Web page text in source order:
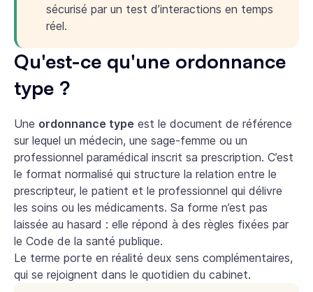
sécurisé par un test d’interactions en temps
réel.
Qu'est-ce qu'une ordonnance
type ?
Une ordonnance type est le document de référence
sur lequel un médecin, une sage-femme ou un
professionnel paramédical inscrit sa prescription. C’est
le format normalisé qui structure la relation entre le
prescripteur, le patient et le professionnel qui délivre
les soins ou les médicaments. Sa forme n’est pas
laissée au hasard : elle répond à des règles fixées par
le Code de la santé publique.
Le terme porte en réalité deux sens complémentaires,
qui se rejoignent dans le quotidien du cabinet.